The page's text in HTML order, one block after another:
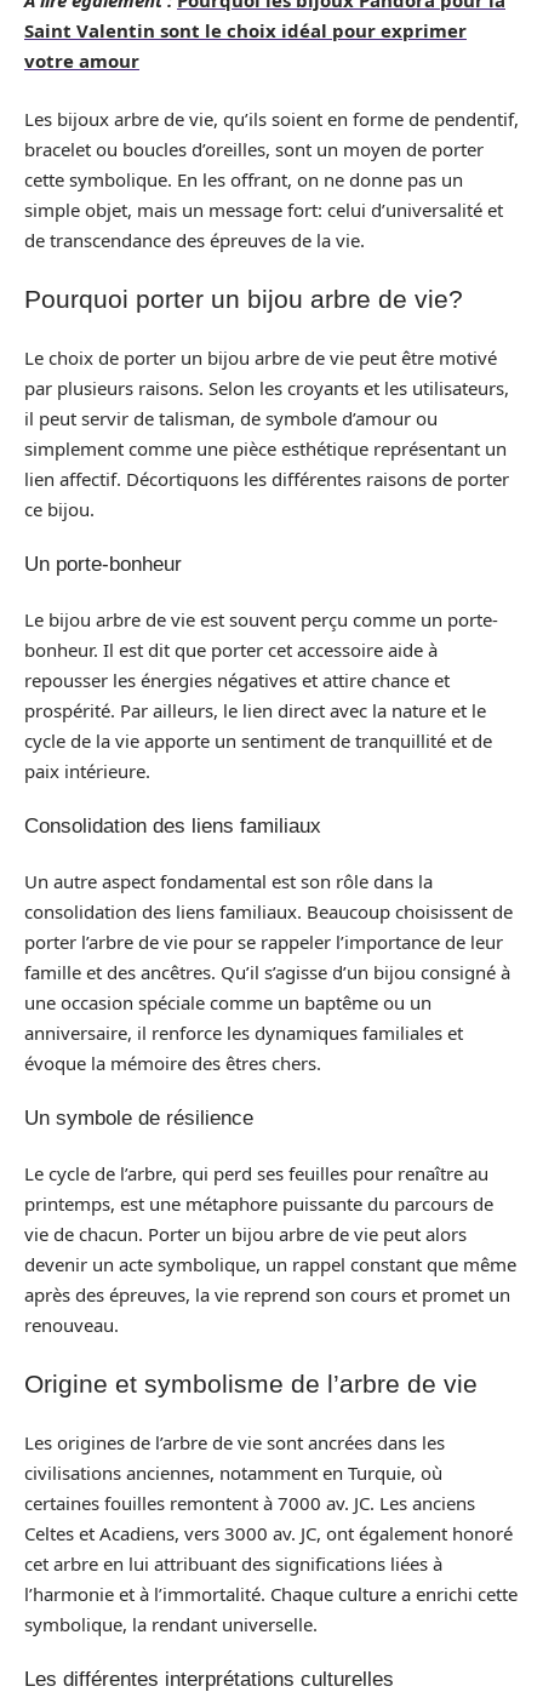
Saint Valentin sont le choix idéal pour exprimer
votre amour
Les bijoux arbre de vie, qu’ils soient en forme de pendentif,
bracelet ou boucles d’oreilles, sont un moyen de porter
cette symbolique. En les offrant, on ne donne pas un
simple objet, mais un message fort: celui d’universalité et
de transcendance des épreuves de la vie.
Pourquoi porter un bijou arbre de vie?
Le choix de porter un bijou arbre de vie peut être motivé
par plusieurs raisons. Selon les croyants et les utilisateurs,
il peut servir de talisman, de symbole d’amour ou
simplement comme une pièce esthétique représentant un
lien affectif. Décortiquons les différentes raisons de porter
ce bijou.
Un porte-bonheur
Le bijou arbre de vie est souvent perçu comme un porte-
bonheur. Il est dit que porter cet accessoire aide à
repousser les énergies négatives et attire chance et
prospérité. Par ailleurs, le lien direct avec la nature et le
cycle de la vie apporte un sentiment de tranquillité et de
paix intérieure.
Consolidation des liens familiaux
Un autre aspect fondamental est son rôle dans la
consolidation des liens familiaux. Beaucoup choisissent de
porter l’arbre de vie pour se rappeler l’importance de leur
famille et des ancêtres. Qu’il s’agisse d’un bijou consigné à
une occasion spéciale comme un baptême ou un
anniversaire, il renforce les dynamiques familiales et
évoque la mémoire des êtres chers.
Un symbole de résilience
Le cycle de l’arbre, qui perd ses feuilles pour renaître au
printemps, est une métaphore puissante du parcours de
vie de chacun. Porter un bijou arbre de vie peut alors
devenir un acte symbolique, un rappel constant que même
après des épreuves, la vie reprend son cours et promet un
renouveau.
Origine et symbolisme de l’arbre de vie
Les origines de l’arbre de vie sont ancrées dans les
civilisations anciennes, notamment en Turquie, où
certaines fouilles remontent à 7000 av. JC. Les anciens
Celtes et Acadiens, vers 3000 av. JC, ont également honoré
cet arbre en lui attribuant des significations liées à
l’harmonie et à l’immortalité. Chaque culture a enrichi cette
symbolique, la rendant universelle.
Les différentes interprétations culturelles